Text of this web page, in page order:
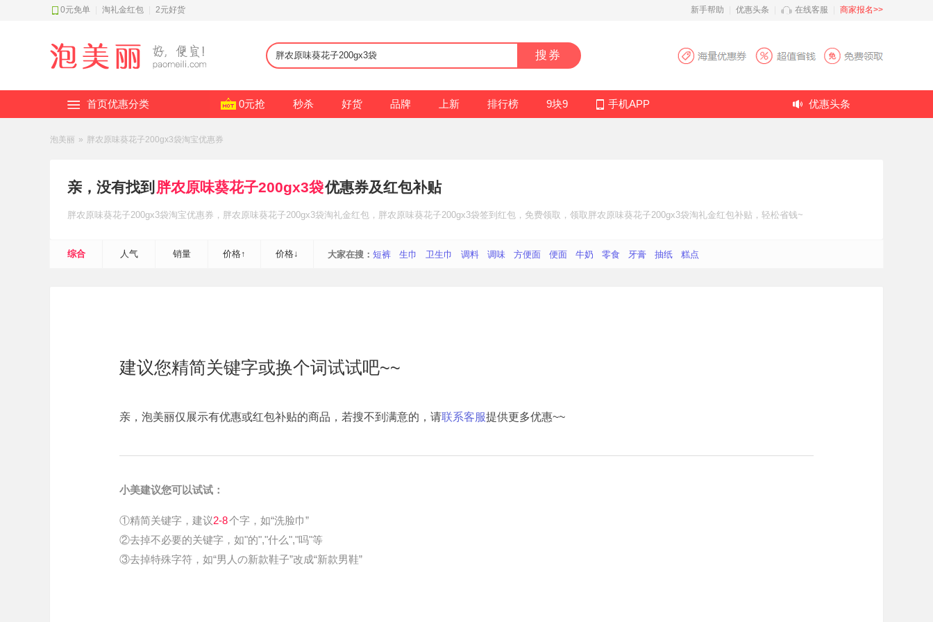
0元免单 淘礼金红包 2元好货 新手帮助 优惠头条 在线客服 商家报名>>
搜券
首页优惠分类 0元抢 秒杀 好货 品牌 上新 排行榜 9块9 手机APP 优惠头条
泡美丽 » 胖农原味葵花子200gx3袋淘宝优惠券
亲，没有找到 胖农原味葵花子200gx3袋优惠券及红包补贴
胖农原味葵花子200gx3袋淘宝优惠券 ，胖农原味葵花子200gx3袋淘礼金红包 ，胖农原味葵花子200gx3袋签到红包 ，免费领取，领取胖农原味葵花子200gx3袋淘礼金红包补贴 ，轻松省钱~
综合 人气 销量 价格↑ 价格↓ 大家在搜： 短裤 生巾 卫生巾 调料 调味 方便面 便面 牛奶 零食 牙膏 抽纸 糕点
建议您精简关键字或换个词试试吧~~
亲，泡美丽仅展示有优惠或红包补贴的商品，若搜不到满意的，请联系客服提供更多优惠~~
小美建议您可以试试：
①精简关键字，建议2-8个字，如“洗脸巾”
②去掉不必要的关键字，如"的","什么","吗"等
③去掉特殊字符，如“男人の新款鞋子”改成“新款男鞋”